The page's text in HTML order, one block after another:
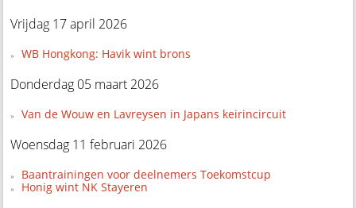
Vrijdag 17 april 2026
WB Hongkong: Havik wint brons
Donderdag 05 maart 2026
Van de Wouw en Lavreysen in Japans keirincircuit
Woensdag 11 februari 2026
Baantrainingen voor deelnemers Toekomstcup
Honig wint NK Stayeren